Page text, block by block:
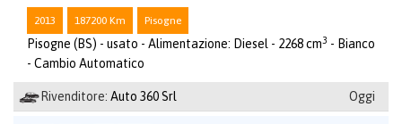
2013 187200 Km Pisogne
Pisogne (BS) - usato - Alimentazione: Diesel - 2268 cm3 - Bianco
- Cambio Automatico
Rivenditore: Auto 360 Srl Oggi